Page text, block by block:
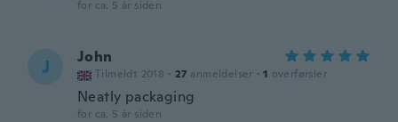
for ca. 5 år siden
J John
Tilmeldt 2018 · 27 anmeldelser · 1 overførsler
Neatly packaging
for ca. 5 år siden